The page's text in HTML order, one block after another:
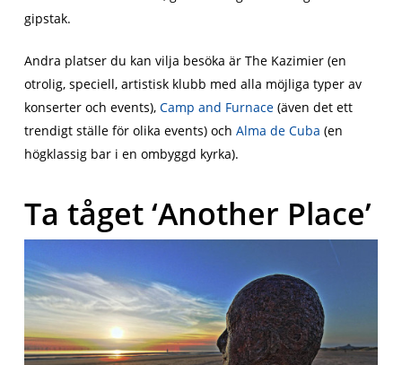
gipstak.
Andra platser du kan vilja besöka är The Kazimier (en
otrolig, speciell, artistisk klubb med alla möjliga typer av
konserter och events), Camp and Furnace(även det ett
trendigt ställe för olika events) och Alma de Cuba (en
högklassig bar i en ombyggd kyrka).
Ta tåget ‘Another Place’